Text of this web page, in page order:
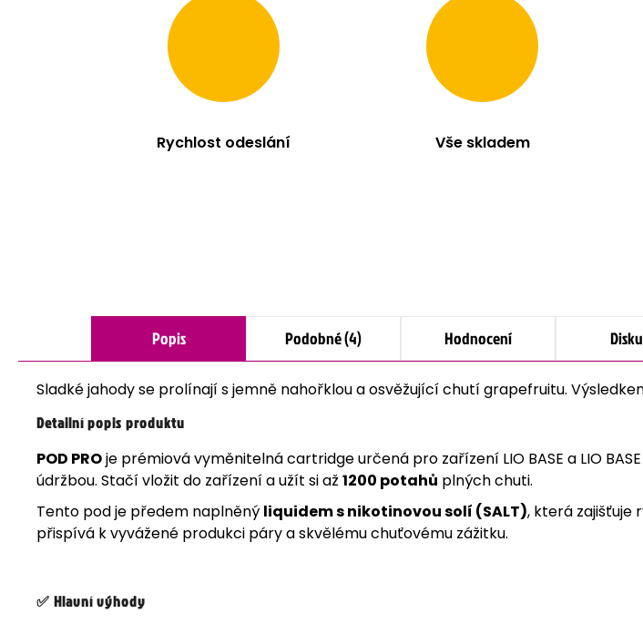
Rychlost odeslání Vše skladem
Popis Podobné (4) Hodnocení
Sladké jahody se prolínají s jemně nahořklou a osvěžující chutí grapefruitu.
Detailní popis produktu
POD PROje prémiová vyměnitelná cartridge určená pro zařízení LIO BASE a LIO
údržbou. Stačí vložit do zařízení a užít si až 1200 potahů plných chuti.
Tento pod je předem naplněný liquidem s nikotinovou solí (SALT), která zajišťuje
přispívá k vyvážené produkci páry a skvělému chuťovému zážitku.
✅ Hlavní výhody